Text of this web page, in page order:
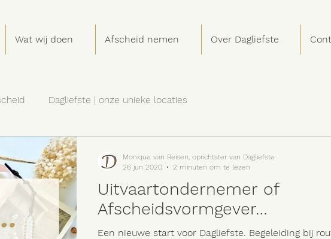
Wat wij doen Afscheid nemen Over Dagliefste
Dagliefste | onze unieke locaties
| ontmoet mooie mensen
Uitvaartondernemer of
Afscheidsvormgever…
Een nieuwe start voor Dagliefste. Begeleiding bij
Monique van Reisen, oprichtster van Dagliefste
26 jun 2020
2 minuten om te lezen